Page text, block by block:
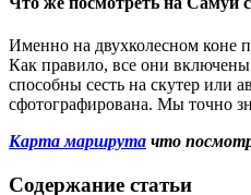
Именно на двухколесном коне
Как правило, все они
способны сесть на скутер или
сфотографирована. Мы точно
Карта маршрута что
Содержание статьи